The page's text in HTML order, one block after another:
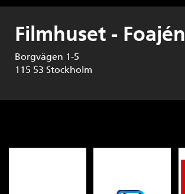
Du är här
Filmhuset - Foajén
Borgvägen 1-5
115 53 Stockholm